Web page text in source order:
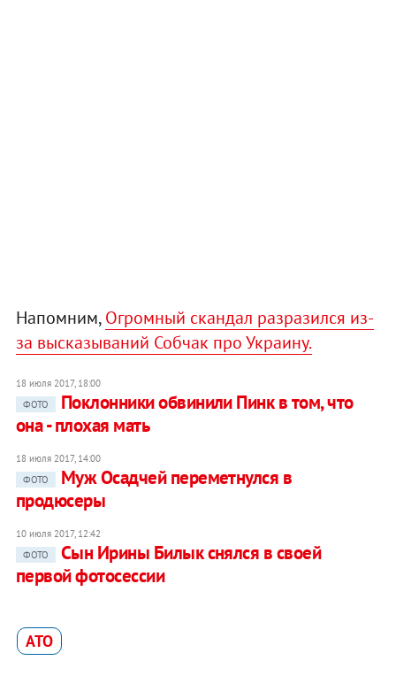
Напомним,Огромный скандал разразился из-
за высказываний Собчак про Украину.
18 июля 2017, 18:00
ФОТО
Поклонники обвинили Пинк в том, что
она - плохая мать
18 июля 2017, 14:00
ФОТО
Муж Осадчей переметнулся в
продюсеры
10 июля 2017, 12:42
ФОТО
Сын Ирины Билык снялся в своей
первой фотосессии
АТО